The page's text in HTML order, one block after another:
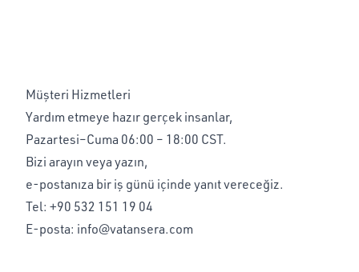
Müşteri Hizmetleri
Yardım etmeye hazır gerçek insanlar,
Pazartesi–Cuma 06:00 – 18:00 CST.
Bizi arayın veya yazın,
e-postanıza bir iş günü içinde yanıt vereceğiz.
Tel: +90 532 151 19 04
E-posta: info@vatansera.com